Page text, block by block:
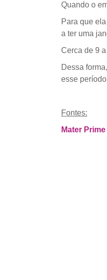
Quando o
Para que
a ter uma
Cerca de 9
Dessa
esse
Fontes:
Mater Prime